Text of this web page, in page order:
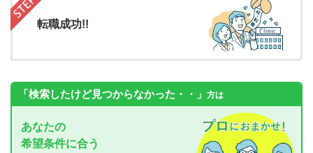
転職成功!!
「検索したけど見つからなかった・・」 方は
あなたの
希望条件に合う